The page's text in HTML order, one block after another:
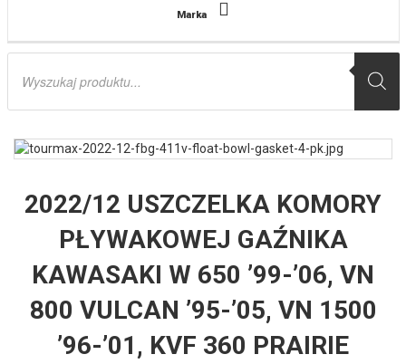
Marka
Wyszukiwarka
Części do quadów Kawasaki
’95-’05, VN 1500 ’96-’01, KVF 360 PRAIRIE ’03-’11, KLF 400 ‘BAYOU ’93-’99, KVF
TOURMAX
2022/12 USZCZELKA KOMORY
PŁYWAKOWEJ GAŹNIKA
KAWASAKI W 650 ’99-’06, VN
800 VULCAN ’95-’05, VN 1500
’96-’01, KVF 360 PRAIRIE